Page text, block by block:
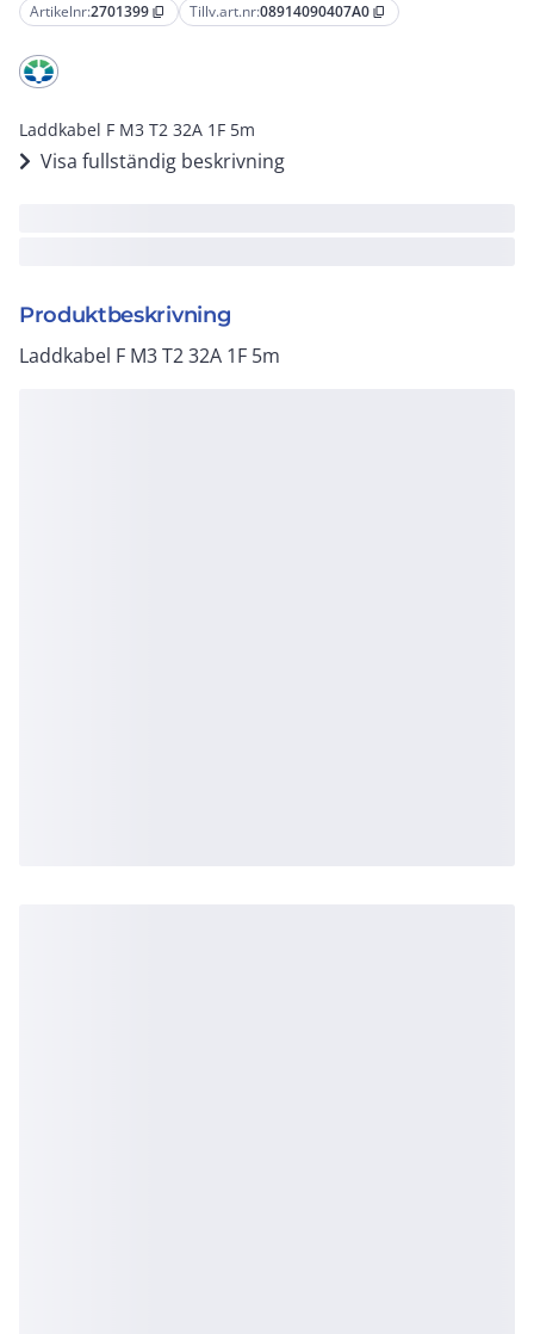
Artikelnr:2701399 content_copy Tillv.art.nr:08914090407A0 content_copy
Laddkabel F M3 T2 32A 1F 5m
Visa fullständig beskrivning
Produktbeskrivning
Laddkabel F M3 T2 32A 1F 5m